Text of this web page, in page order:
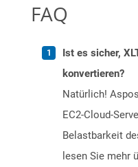
FAQ
Ist es sicher,
konvertieren?
Natürlich!
EC2-Cloud-
Belastbarkeit
lesen Sie mehr